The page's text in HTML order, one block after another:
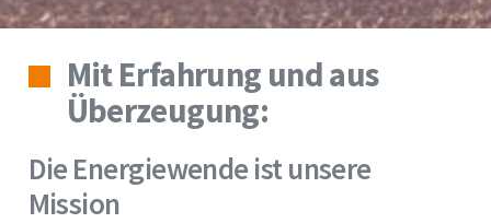
Mit Erfahrung und aus
Überzeugung:
Die Energiewende ist unsere
Mission